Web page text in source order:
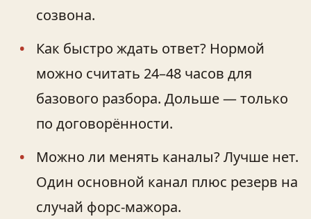
созвона.
Как быстро ждать ответ? Нормой
можно считать 24–48 часов для
базового разбора. Дольше — только
по договорённости.
Можно ли менять каналы? Лучше нет.
Один основной канал плюс резерв на
случай форс-мажора.